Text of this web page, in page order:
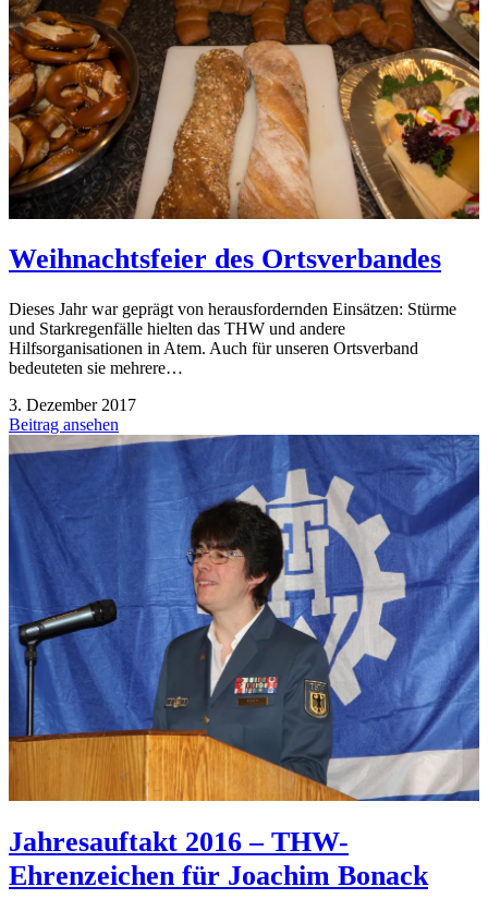
Weihnachtsfeier des Ortsverbandes
Dieses Jahr war geprägt von herausfordernden Einsätzen: Stürme
und Starkregenfälle hielten das THW und andere
Hilfsorganisationen in Atem. Auch für unseren Ortsverband
bedeuteten sie mehrere…
3. Dezember 2017
Beitrag ansehen
Jahresauftakt 2016 – THW-
Ehrenzeichen für Joachim Bonack